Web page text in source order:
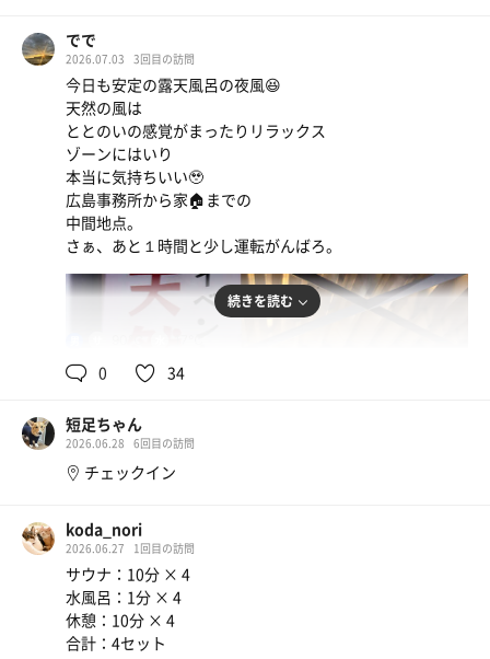
でで
2026.07.03 3回目の訪問
今日も安定の露天風呂の夜風😆
天然の風は
ととのいの感覚がまったりリラックス
ゾーンにはいり
本当に気持ちいい🥹
広島事務所から家🏠までの
中間地点。
さぁ、あと１時間と少し運転がんばろ。
続きを読む
0 34
短足ちゃん
2026.06.28 6回目の訪問
チェックイン
koda_nori
2026.06.27 1回目の訪問
サウナ：10分 × 4
水風呂：1分 × 4
休憩：10分 × 4
合計：4セット